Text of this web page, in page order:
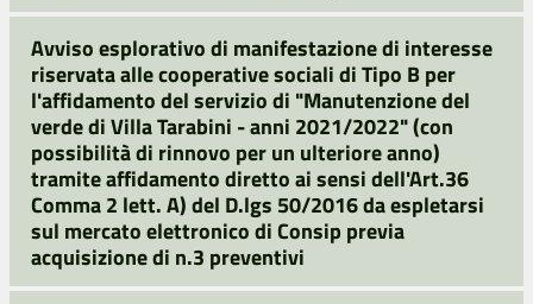
Avviso esplorativo di manifestazione di interesse
riservata alle cooperative sociali di Tipo B per
l'affidamento del servizio di "Manutenzione del
verde di Villa Tarabini - anni 2021/2022" (con
possibilità di rinnovo per un ulteriore anno)
tramite affidamento diretto ai sensi dell'Art.36
Comma 2 lett. A) del D.lgs 50/2016 da espletarsi
sul mercato elettronico di Consip previa
acquisizione di n.3 preventivi